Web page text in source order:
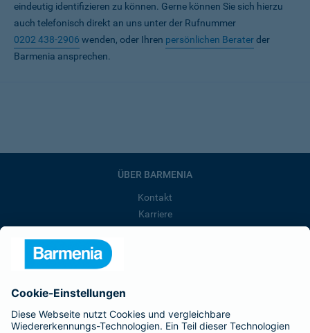
eindeutig identifizieren zu können. Gerne können Sie sich hierzu
auch telefonisch direkt an uns unter der Rufnummer
0202 438-2906 wenden, oder Ihren persönlichen Beraterder
Barmenia ansprechen.
ÜBER BARMENIA
Kontakt
Karriere
Barmenia ist Teil der BarmeniaGothaer
BELIEBTE SEITEN